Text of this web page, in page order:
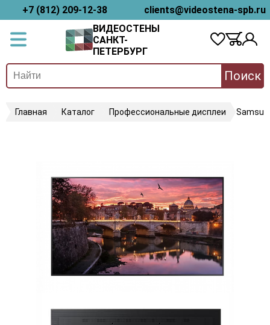
+7 (812) 209-12-38
clients@videostena-spb.ru
ВИДЕОСТЕНЫ
САНКТ-
ПЕТЕРБУРГ
Поиск
Главная Каталог Профессиональные дисплеи